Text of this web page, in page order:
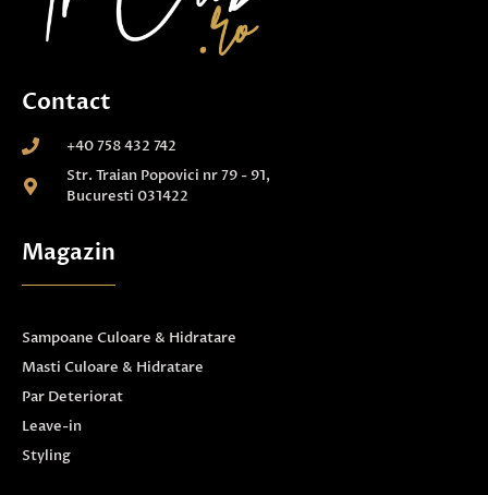
Contact
+40 758 432 742
Str. Traian Popovici nr 79 - 91,
Bucuresti 031422
Magazin
Sampoane Culoare & Hidratare
Masti Culoare & Hidratare
Par Deteriorat
Leave-in
Styling